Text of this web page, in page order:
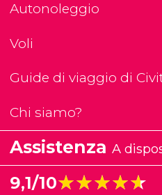
Autonoleggio
Voli
Guide di viaggio di
Chi siamo?
Assistenza A
9,1/10★★★★★
★★★★★